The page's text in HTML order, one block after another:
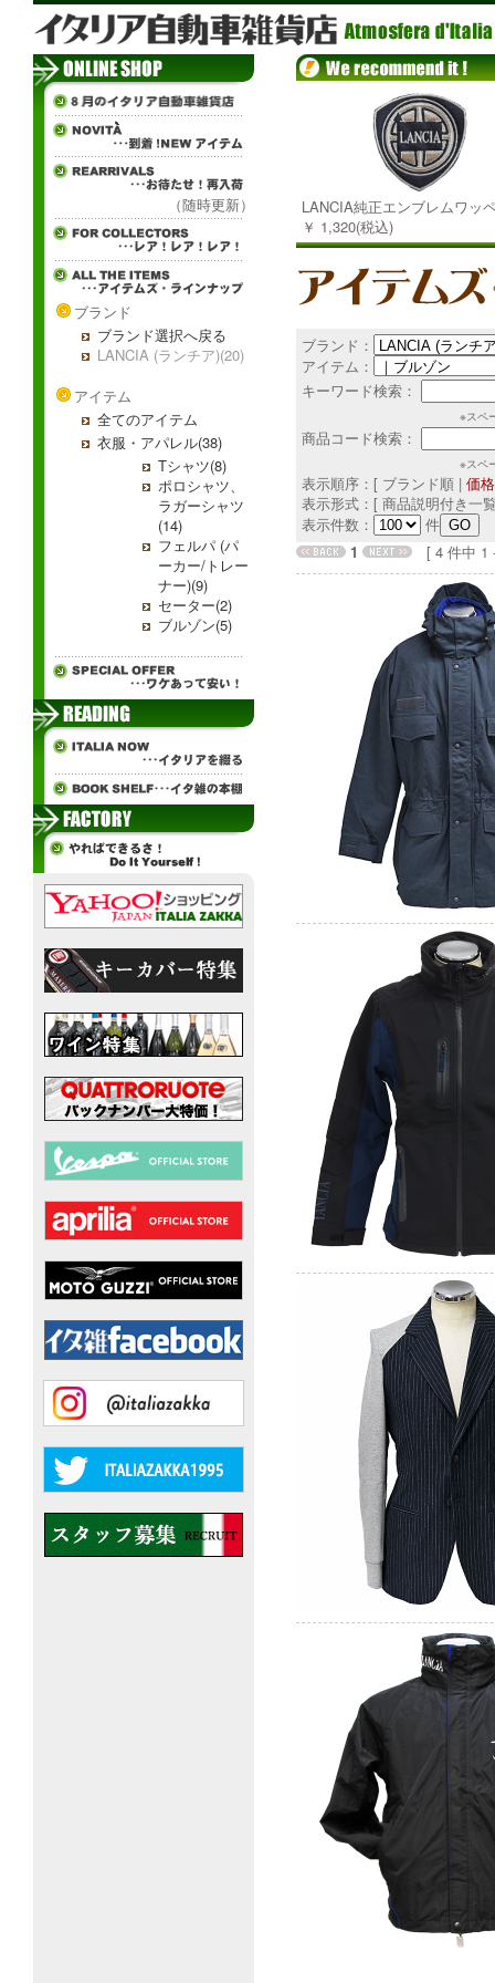
（随時更新）
ブランド
ブランド選択へ戻る
LANCIA (ランチア)(20)
アイテム
全てのアイテム
衣服・アパレル(38)
Tシャツ(8)
ポロシャツ、
ラガーシャツ
(14)
フェルパ (パ
ーカー/トレー
ナー)(9)
セーター(2)
ブルゾン(5)
LANCIA純正エンブレムワッ
￥ 1,320(税込)
ブランド：
アイテム：
キーワード検索：
※スペ
商品コード検索：
※スペ
表示順序：[ ブランド順 | 価
表示形式：[ 商品説明付き一
表示件数：
件
1
[ 4 件中 1